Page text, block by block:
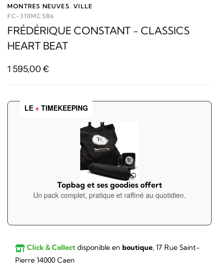
MONTRES NEUVES ,VILLE
FC-310MC5B6
FRÉDÉRIQUE CONSTANT - CLASSICS
HEART BEAT
1 595,00 €
LE + TIMEKEEPING
Topbag et ses goodies offert
Un pack complet, pratique et raffiné au quotidien.
Click & Collect disponible en boutique, 17 Rue Saint-
Pierre 14000 Caen